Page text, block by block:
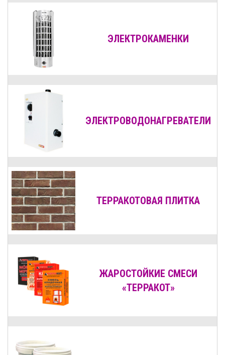
ЭЛЕКТРОКАМЕНКИ
ЭЛЕКТРОВОДОНАГРЕВАТЕЛИ
ТЕРРАКОТОВАЯ ПЛИТКА
ЖАРОСТОЙКИЕ СМЕСИ
«ТЕРРАКОТ»